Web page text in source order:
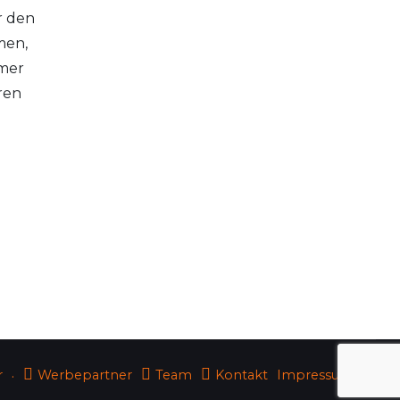
den
Werbepartner Team Kontakt Impressum